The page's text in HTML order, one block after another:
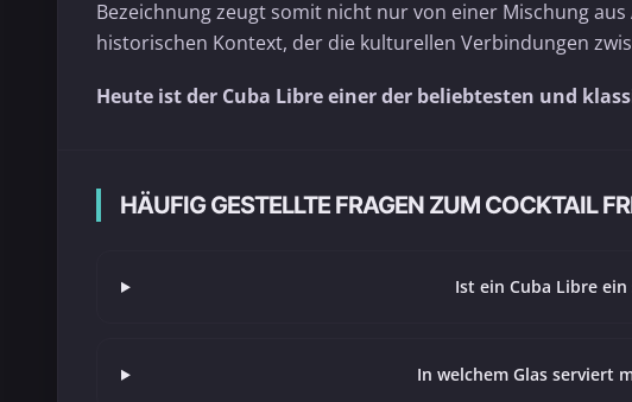
Bezeichnung zeugt somit nicht nur von einer Mischung
historischen Kontext, der die kulturellen Verbindungen
Heute ist der Cuba Libre einer der beliebtesten und
HÄUFIG GESTELLTE FRAGEN ZUM COCKTAIL
Ist ein Cuba Libre
In welchem Glas serviert